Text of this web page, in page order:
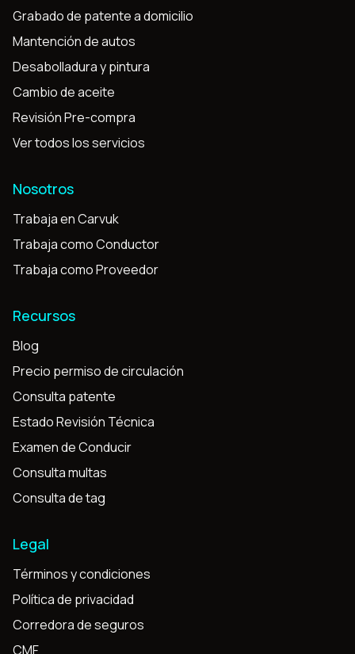
Grabado de patente a domicilio
Mantención de autos
Desabolladura y pintura
Cambio de aceite
Revisión Pre-compra
Ver todos los servicios
Nosotros
Trabaja en Carvuk
Trabaja como Conductor
Trabaja como Proveedor
Recursos
Blog
Precio permiso de circulación
Consulta patente
Estado Revisión Técnica
Examen de Conducir
Consulta multas
Consulta de tag
Legal
Términos y condiciones
Política de privacidad
Corredora de seguros
CMF